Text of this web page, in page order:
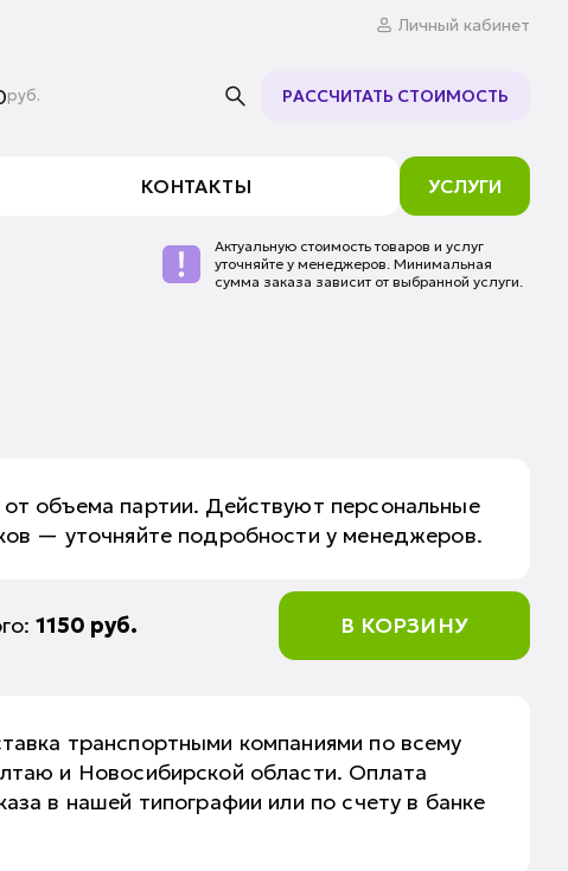
Личный кабинет
руб. РАССЧИТАТЬ СТОИМОСТЬ
КОНТАКТЫ УСЛУГИ
Актуальную стоимость товаров и услуг
уточняйте у менеджеров. Минимальная
сумма заказа зависит от выбранной услуги.
объема партии. Действуют персональные
— уточняйте подробности у менеджеров.
1150 руб. В КОРЗИНУ
транспортными компаниями по всему
и Новосибирской области. Оплата
в нашей типографии или по счету в банке